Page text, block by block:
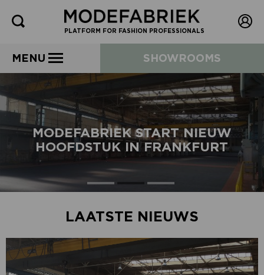
PLATFORM FOR FASHION PROFESSIONALS
MENU SHOWROOMS
MODEFABRIEK START NIEUW
HOOFDSTUK IN FRANKFURT
LAATSTE NIEUWS